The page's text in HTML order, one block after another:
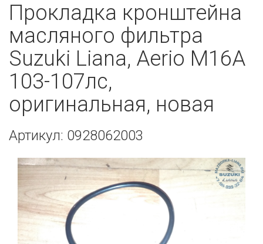
Прокладка кронштейна
масляного фильтра
Suzuki Liana, Aerio M16A
103-107лс,
оригинальная, новая
Артикул: 0928062003